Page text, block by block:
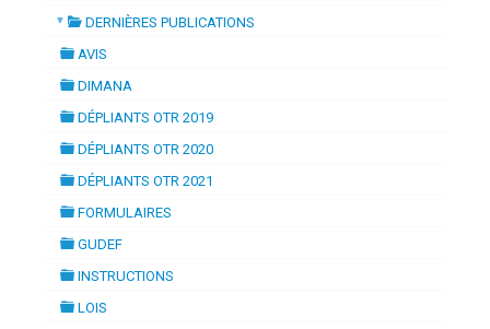
mardi, 14 juillet 2026 10:30
▼ DERNIÈRES PUBLICATIONS
AVIS
DIMANA
DÉPLIANTS OTR 2019
DÉPLIANTS OTR 2020
DÉPLIANTS OTR 2021
FORMULAIRES
GUDEF
INSTRUCTIONS
LOIS